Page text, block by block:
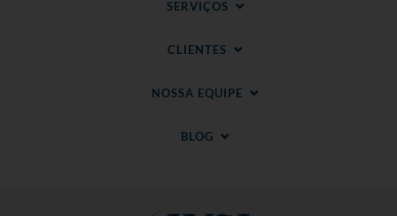
SERVIÇOS
CLIENTES
NOSSA EQUIPE
BLOG